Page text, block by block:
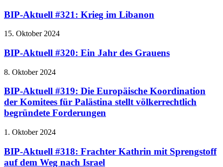
BIP-Aktuell #321: Krieg im Libanon
15. Oktober 2024
BIP-Aktuell #320: Ein Jahr des Grauens
8. Oktober 2024
BIP-Aktuell #319: Die Europäische Koordination
der Komitees für Palästina stellt völkerrechtlich
begründete Forderungen
1. Oktober 2024
BIP-Aktuell #318: Frachter Kathrin mit Sprengstoff
auf dem Weg nach Israel